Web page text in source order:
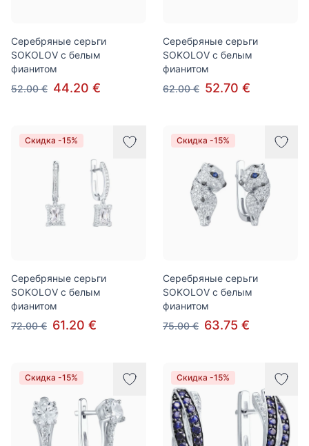
Серебряные серьги
SOKOLOV с белым
фианитом
52.00 € 44.20 €
Серебряные серьги
SOKOLOV с белым
фианитом
62.00 € 52.70 €
Скидка -15%
Серебряные серьги
SOKOLOV с белым
фианитом
72.00 € 61.20 €
Скидка -15%
Серебряные серьги
SOKOLOV с белым
фианитом
75.00 € 63.75 €
Скидка -15% Скидка -15%